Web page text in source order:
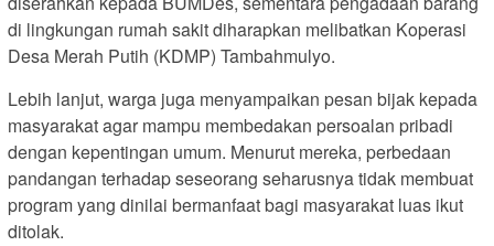
di lingkungan rumah sakit diharapkan melibatkan Koperasi
Desa Merah Putih (KDMP) Tambahmulyo.
Lebih lanjut, warga juga menyampaikan pesan bijak kepada
masyarakat agar mampu membedakan persoalan pribadi
dengan kepentingan umum. Menurut mereka, perbedaan
pandangan terhadap seseorang seharusnya tidak membuat
program yang dinilai bermanfaat bagi masyarakat luas ikut
ditolak.